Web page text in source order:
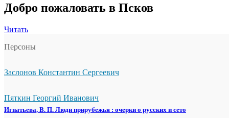
Добро пожаловать в Псков
Читать
Персоны
Заслонов Константин Сергеевич
Пяткин Георгий Иванович
Игнатьева, В. П. Люди прирубежья : очерки о русских и сето